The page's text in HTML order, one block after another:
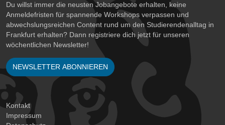
Du willst immer die neusten Jobangebote erhalten, keine
Anmeldefristen für spannende Workshops verpassen und
abwechslungsreichen Content rund um den Studierendenalltag in
Frankfurt erhalten? Dann registriere dich jetzt für unseren
wöchentlichen Newsletter!
NEWSLETTER ABONNIEREN
Kontakt
Impressum